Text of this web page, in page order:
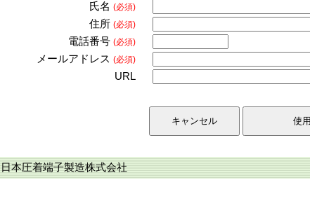
氏名 (必須)
住所 (必須)
電話番号 (必須)
メールアドレス (必須)
URL
日本圧着端子製造株式会社